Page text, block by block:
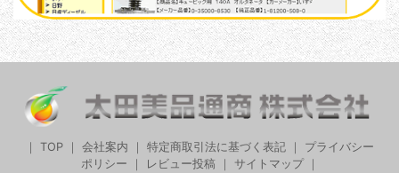
TOP 会社案内 特定商取引法に基づく表記
プライバシー
ポリシー
レビュー投稿｜ サイトマップ｜